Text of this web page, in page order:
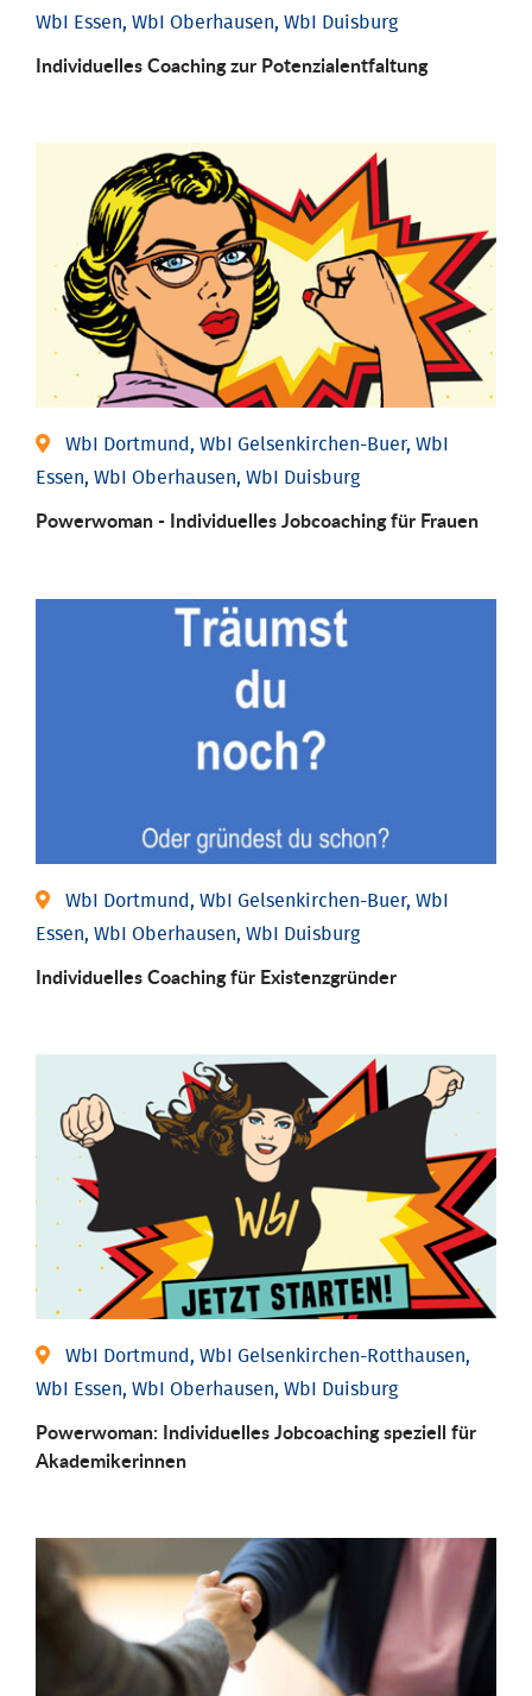
WbI Essen, WbI Oberhausen, WbI Duisburg
Individuelles Coaching zur Potenzialentfaltung
WbI Dortmund, WbI Gelsenkirchen-Buer, WbI
Essen, WbI Oberhausen, WbI Duisburg
Powerwoman - Individu­elles Job­coaching für Frauen
WbI Dortmund, WbI Gelsenkirchen-Buer, WbI
Essen, WbI Oberhausen, WbI Duisburg
Individu­elles Coaching für Existenz­gründer
WbI Dortmund, WbI Gelsenkirchen-Rotthausen,
WbI Essen, WbI Oberhausen, WbI Duisburg
Powerwoman: Individu­elles Job­coaching speziell für
Aka­demiker­innen